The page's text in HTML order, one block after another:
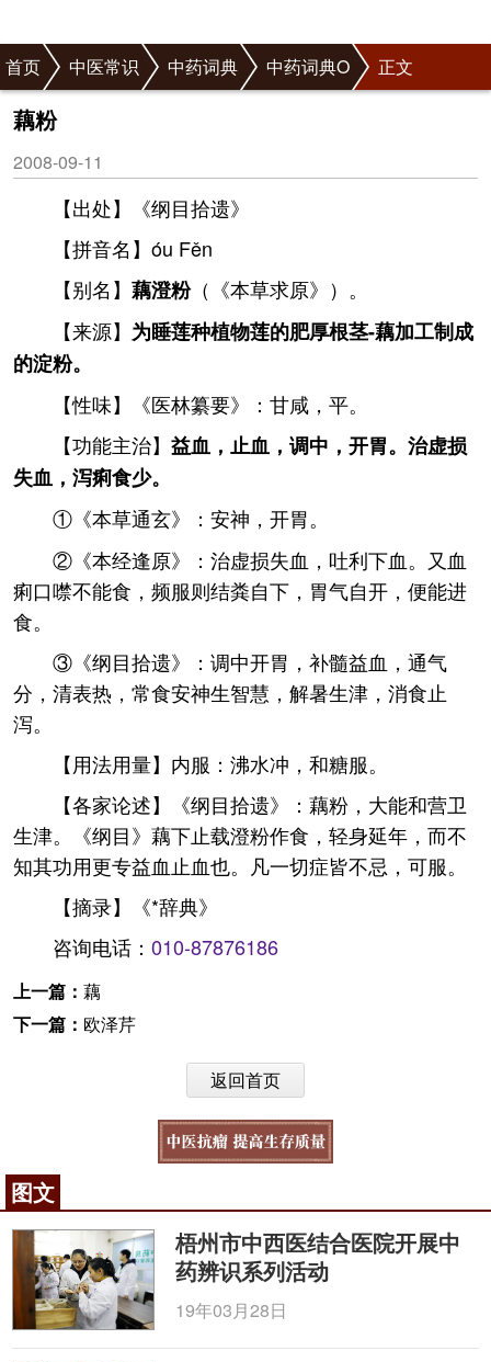
首页 中医常识 中药词典 中药词典O 正文
藕粉
2008-09-11
【出处】《纲目拾遗》
【拼音名】óu Fěn
【别名】 藕澄粉（《本草求原》）。
【来源】 为睡莲种植物莲的肥厚根茎-藕加工制成
的淀粉。
【性味】《医林纂要》：甘咸，平。
【功能主治】 益血，止血，调中，开胃。治虚损
失血，泻痢食少。
①《本草通玄》：安神，开胃。
②《本经逢原》：治虚损失血，吐利下血。又血
痢口噤不能食，频服则结粪自下，胃气自开，便能进
食。
③《纲目拾遗》：调中开胃，补髓益血，通气
分，清表热，常食安神生智慧，解暑生津，消食止
泻。
【用法用量】内服：沸水冲，和糖服。
【各家论述】《纲目拾遗》：藕粉，大能和营卫
生津。《纲目》藕下止载澄粉作食，轻身延年，而不
知其功用更专益血止血也。凡一切症皆不忌，可服。
【摘录】《*辞典》
咨询电话： 010-87876186
上一篇： 藕
下一篇： 欧泽芹
返回首页
图文
梧州市中西医结合医院开展中
药辨识系列活动
19年03月28日